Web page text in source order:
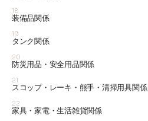
18
装備品関係
19
タンク関係
20
防災用品・安全用品関係
21
スコップ・レーキ・熊手・清掃用具関係
22
家具・家電・生活雑貨関係